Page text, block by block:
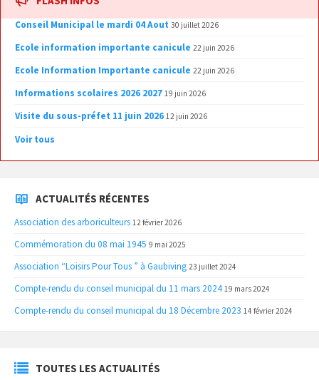
Conseil Municipal le mardi 04 Aout 30 juillet 2026
Ecole information importante canicule 22 juin 2026
Ecole Information Importante canicule 22 juin 2026
Informations scolaires 2026 2027 19 juin 2026
Visite du sous-préfet 11 juin 2026 12 juin 2026
Voir tous
ACTUALITÉS RÉCENTES
Association des arboriculteurs 12 février 2026
Commémoration du 08 mai 1945 9 mai 2025
Association “Loisirs Pour Tous ” à Gaubiving 23 juillet 2024
Compte-rendu du conseil municipal du 11 mars 2024 19 mars 2024
Compte-rendu du conseil municipal du 18 Décembre 2023 14 février 2024
TOUTES LES ACTUALITÉS